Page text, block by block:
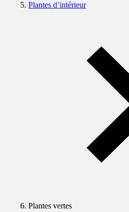
Plantes d’intérieur
Plantes vertes